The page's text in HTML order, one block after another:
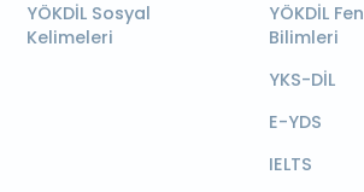
YÖKDİL Sosyal
Kelimeleri
YÖKDİL Fen
Bilimleri
YKS-DİL
E-YDS
IELTS